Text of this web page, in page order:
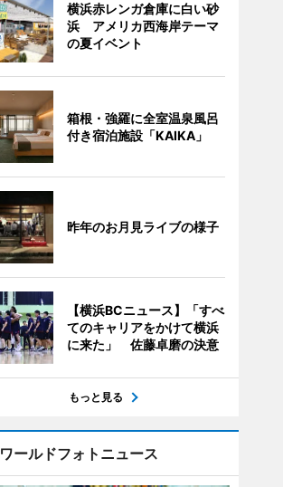
横浜赤レンガ倉庫に白い砂
浜 アメリカ西海岸テーマ
の夏イベント
箱根・強羅に全室温泉風呂
付き宿泊施設「KAIKA」
昨年のお月見ライブの様子
【横浜BCニュース】「すべ
てのキャリアをかけて横浜
に来た」 佐藤卓磨の決意
もっと見る
ワールドフォトニュース